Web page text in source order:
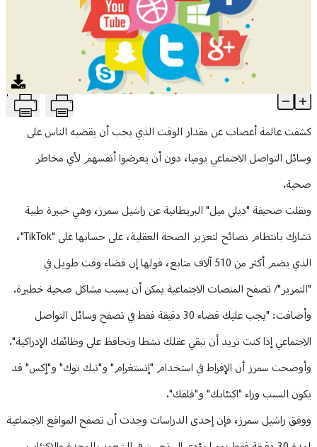
ثقافة ومجتمع
الوقت الطويل يسبّب مشكلات خطيرة... ما هي المدّة الأفضل لتصفّحT
Article Content
كشفت عالمة أعصاب عن مقدار الوقت الذي يجب أن يقضيه الناس على
وسائل التواصل الاجتماعي يوميا، دون أن يعرضوا أنفسهم لأي مخاطر
صحية.
ونقلت صحيفة "ديلي ميل" البريطانية عن راشيل سمرز، وهي خبيرة طبية
تشارك بانتظام نصائح لتعزيز الصحة العقلية، على حسابها على "TikTok"،
الذي يضم أكثر من 510 آلاف متابع، قولها إن قضاء وقت طويل في
"التمرير"/ تصفح المنصات الاجتماعية يمكن أن يسبب مشاكل صحية خطيرة.
وأضافت: "يجب عليك قضاء 30 دقيقة فقط في تصفح وسائل التواصل
الاجتماعي إذا كنت تريد أن تبقي عقلك نشطا وتحافظ على وظائفك الإدراكية".
وأوضحت سمرز أن الإفراط في استخدام "إنستغرام" و"تيك توك" و"إكس" قد
يكون السبب وراء "اكتئابك" و"قلقك".
ووفق راشيل سمرز، فإن إحدى الدراسات وجدت أن تصفح المواقع الاجتماعية